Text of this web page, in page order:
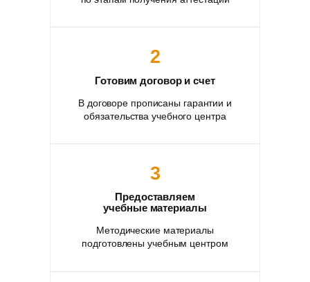
2
Готовим договор и счет
В договоре прописаны гарантии и
обязательства учебного центра
3
Предоставляем
учебные материалы
Методические материалы
подготовлены учебным центром